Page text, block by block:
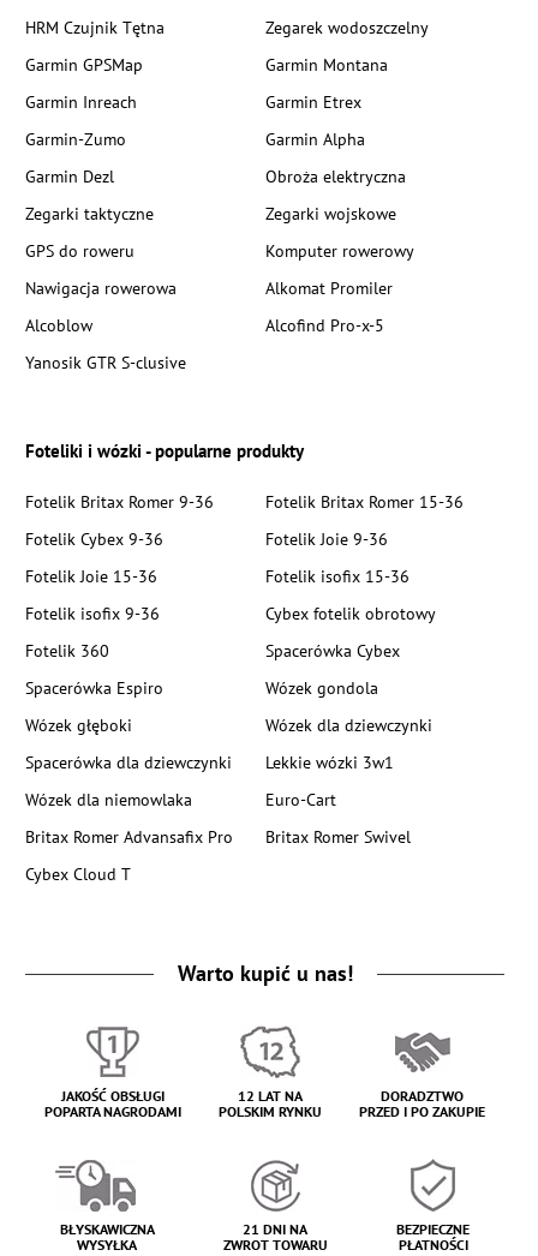
HRM Czujnik Tętna
Zegarek wodoszczelny
Garmin GPSMap
Garmin Montana
Garmin Inreach
Garmin Etrex
Garmin-Zumo
Garmin Alpha
Garmin Dezl
Obroża elektryczna
Zegarki taktyczne
Zegarki wojskowe
GPS do roweru
Komputer rowerowy
Nawigacja rowerowa
Alkomat Promiler
Alcoblow
Alcofind Pro-x-5
Yanosik GTR S-clusive
Foteliki i wózki - popularne produkty
Fotelik Britax Romer 9-36
Fotelik Britax Romer 15-36
Fotelik Cybex 9-36
Fotelik Joie 9-36
Fotelik Joie 15-36
Fotelik isofix 15-36
Fotelik isofix 9-36
Cybex fotelik obrotowy
Fotelik 360
Spacerówka Cybex
Spacerówka Espiro
Wózek gondola
Wózek głęboki
Wózek dla dziewczynki
Spacerówka dla dziewczynki
Lekkie wózki 3w1
Wózek dla niemowlaka
Euro-Cart
Britax Romer Advansafix Pro
Britax Romer Swivel
Cybex Cloud T
Warto kupić u nas!
JAKOŚĆ OBSŁUGI
POPARTA NAGRODAMI
12 LAT NA
POLSKIM RYNKU
DORADZTWO
PRZED I PO ZAKUPIE
BŁYSKAWICZNA
WYSYŁKA
21 DNI NA
ZWROT TOWARU
BEZPIECZNE
PŁATNOŚCI